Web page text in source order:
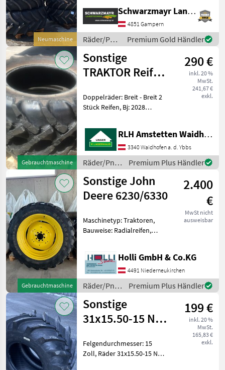
Neumaschine
Stk) - 2 Stk. 600/65 R38
Maxam 151 D, TL, - 2 Stk.
480/66 R2
Schwarzmayr Landtechnik GmbH - Gampern
4851 Gampern
Räder/Pneu/Felgen
/ Sonstige
Premium Gold Händler
Gebrauchtmaschine
Sonstige
TRAKTOR Reifen
290 €
inkl. 20 %
MwSt.
241,67 €
exkl.
Doppelräder: Breit - Breit 2
Stück Reifen, Bj: 2028
Traktorräder
RLH Amstetten Waidhofen/Ybbs
3340 Waidhofen a. d. Ybbs
Räder/Pneu/Felgen
/ Sonstige
Premium Plus Händler
Gebrauchtmaschine
Sonstige John
Deere 6230/6330
2.400
€
MwSt nicht
ausweisbar
Maschinetyp: Traktoren,
Bauweise: Radialreifen,
Pflegeräder - Verstellfelgen
380/85R38 + 280/85R28
Firestone f. John Deere 6
Holli GmbH & Co.KG
4491 Niederneukirchen
Räder/Pneu/Felgen
/ Sonstige
Premium Plus Händler
Sonstige
31x15.50-15 NHS
199 €
inkl. 20 %
MwSt.
165,83 €
exkl.
Felgendurchmesser: 15
Zoll, Räder 31x15.50-15 NHS